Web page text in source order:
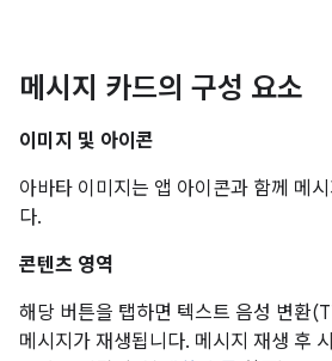
메시지 카드의 구성 요소
이미지 및 아이콘
아바타 이미지는 앱 아이콘과 함께 메
다.
콘텐츠 영역
해당 버튼을 탭하면 텍스트 음성 변환
메시지가 재생됩니다. 메시지 재생 후